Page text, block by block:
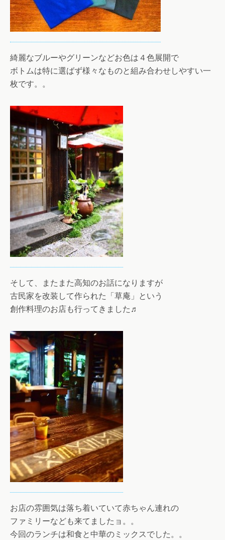
綺麗なブルーやグリーンなどお色は４色展開で
ボトムは特に選ばず様々なものと組み合わせしやすい一
枚です。。
そして、またまた高知のお話になりますが
古民家を改装して作られた「草庵」という
創作料理のお店も行ってきました♬
お店の雰囲気は落ち着いていて赤ちゃん連れの
ファミリーなども来てましたョ。。
今回のランチは和食と中華のミックスでした。。